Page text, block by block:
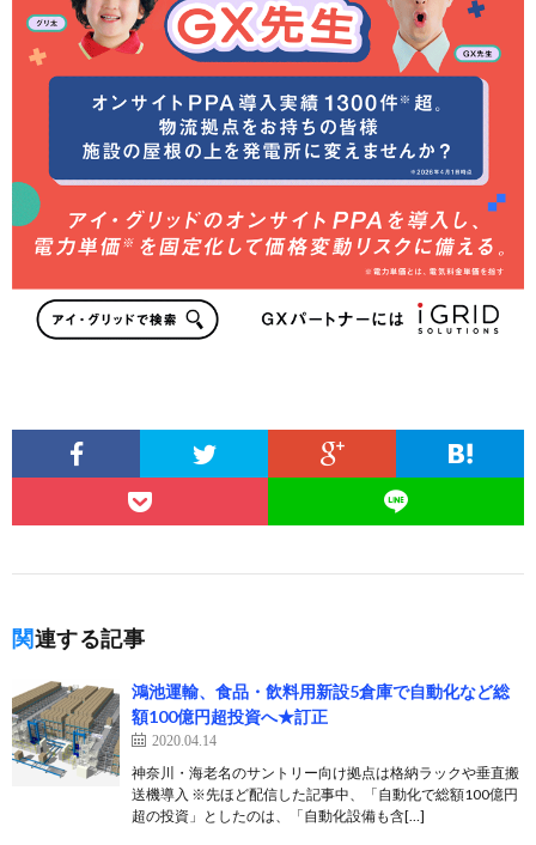
関連する記事
鴻池運輸、食品・飲料用新設5倉庫で自動化など総
額100億円超投資へ★訂正
2020.04.14
神奈川・海老名のサントリー向け拠点は格納ラックや垂直搬
送機導入 ※先ほど配信した記事中、「自動化で総額100億円
超の投資」としたのは、「自動化設備も含[…]